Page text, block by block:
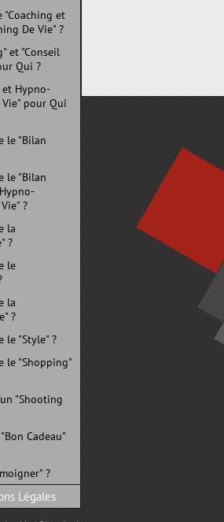
"Coaching et
De Vie" ?
et "Conseil
Qui ?
et Hypno-
pour Qui
le "Bilan
le "Bilan
?
la
?
le
la
?
le "Style" ?
le "Shopping"
"Shooting
Cadeau"
?
Légales